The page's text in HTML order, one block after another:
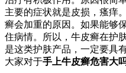
主要的症状就是皮损，瘙痒
癣会加重的原因。如果能够
住病情。所以，牛皮癣在护
是这类护肤产品，一定要具
大家对于手上牛皮癣危害大